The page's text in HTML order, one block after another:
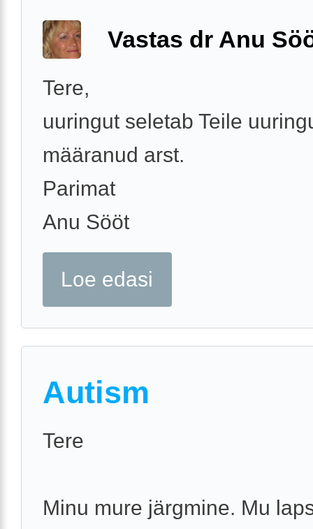
Vastas dr Anu
Tere,
uuringut seletab Teile
määranud arst.
Parimat
Anu Sööt
Loe edasi
Autism
Tere
Minu mure järgmine. Mu